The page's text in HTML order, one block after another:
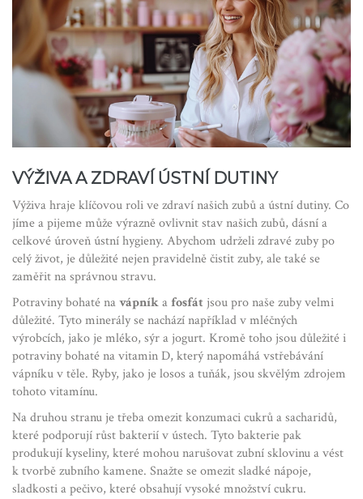
VÝŽIVA A ZDRAVÍ ÚSTNÍ DUTINY
Výživa hraje klíčovou roli ve zdraví našich zubů a ústní dutiny. Co
jíme a pijeme může výrazně ovlivnit stav našich zubů, dásní a
celkové úroveň ústní hygieny. Abychom udrželi zdravé zuby po
celý život, je důležité nejen pravidelně čistit zuby, ale také se
zaměřit na správnou stravu.
Potraviny bohaté navápníkafosfát jsou pro naše zuby velmi
důležité. Tyto minerály se nachází například v mléčných
výrobcích, jako je mléko, sýr a jogurt. Kromě toho jsou důležité i
potraviny bohaté na vitamin D, který napomáhá vstřebávání
vápníku v těle. Ryby, jako je losos a tuňák, jsou skvělým zdrojem
tohoto vitamínu.
Na druhou stranu je třeba omezit konzumaci cukrů a sacharidů,
které podporují růst bakterií v ústech. Tyto bakterie pak
produkují kyseliny, které mohou narušovat zubní sklovinu a vést
k tvorbě zubního kamene. Snažte se omezit sladké nápoje,
sladkosti a pečivo, které obsahují vysoké množství cukru.